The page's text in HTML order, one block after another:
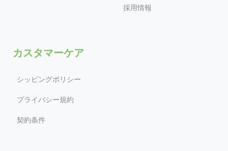
採用情報
カスタマーケア
シッピングポリシー
プライバシー規約
契約条件